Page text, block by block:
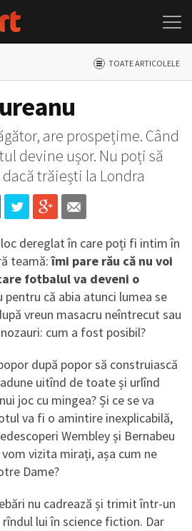
TOATE ARTICOLELE
are prospețime. Când
devine ușor. Nu poți să
trăiești la Londra
dereglat în care poți fi intim în
teamă:îmi pare rău că nu voi
fotbalul va deveni o
pentru că abia atunci lumea se
vreun masacru neîntrecut sau
cum a fost posibil?
după popor să construiască
uitînd de toate și urlînd
joc cu mingea? Și ce se va
va fi o amintire inexplicabilă,
Wembley și Bernabeu
vizita mirați, așa cum ne
Dame?
nu cadrează și trimit într-un
lui în science fiction. Dar